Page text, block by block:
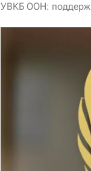
УВКБ ООН: